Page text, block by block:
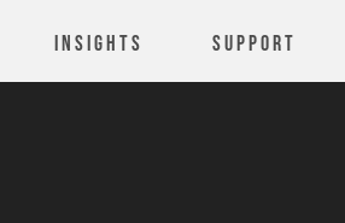
Insights Support